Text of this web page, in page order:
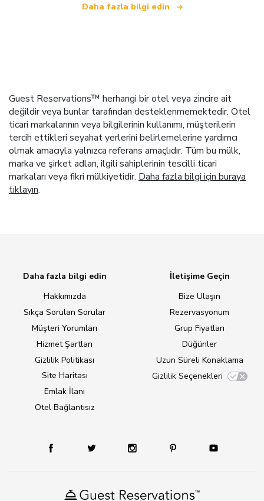
Daha fazla bilgi edin
Guest Reservations™ herhangi bir otel veya zincire ait
değildir veya bunlar tarafından desteklenmemektedir. Otel
ticari markalarının veya bilgilerinin kullanımı, müşterilerin
tercih ettikleri seyahat yerlerini belirlemelerine yardımcı
olmak amacıyla yalnızca referans amaçlıdır. Tüm bu mülk,
marka ve şirket adları, ilgili sahiplerinin tescilli ticari
markaları veya fikri mülkiyetidir. Daha fazla bilgi için buraya
tıklayın.
Daha fazla bilgi edin
Hakkımızda
Sıkça Sorulan Sorular
Müşteri Yorumları
Hizmet Şartları
Gizlilik Politikası
Site Haritası
Emlak İlanı
Otel Bağlantısız
İletişime Geçin
Bize Ulaşın
Rezervasyonum
Grup Fiyatları
Düğünler
Uzun Süreli Konaklama
Gizlilik Seçenekleri